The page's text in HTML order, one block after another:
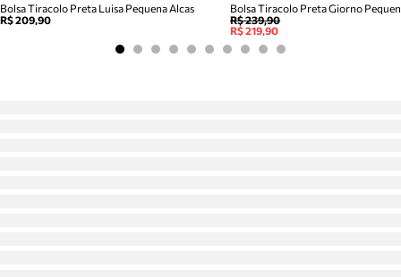
Bolsa Tiracolo Preta Luisa Pequena Alcas
R$ 209,90
Bolsa Tiracolo Preta Giorno
R$ 239,90
R$ 219,90